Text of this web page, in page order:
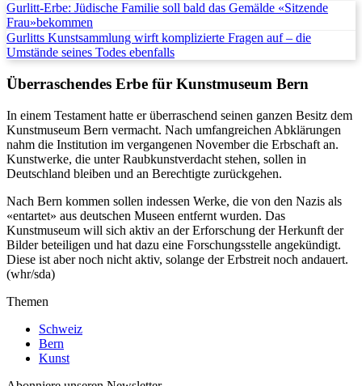
Gurlitt-Erbe: Jüdische Familie soll bald das Gemälde «Sitzende
Frau»bekommen
Gurlitts Kunstsammlung wirft komplizierte Fragen auf – die
Umstände seines Todes ebenfalls
Überraschendes Erbe für Kunstmuseum Bern
In einem Testament hatte er überraschend seinen ganzen Besitz dem
Kunstmuseum Bern vermacht. Nach umfangreichen Abklärungen
nahm die Institution im vergangenen November die Erbschaft an.
Kunstwerke, die unter Raubkunstverdacht stehen, sollen in
Deutschland bleiben und an Berechtigte zurückgehen.
Nach Bern kommen sollen indessen Werke, die von den Nazis als
«entartet» aus deutschen Museen entfernt wurden. Das
Kunstmuseum will sich aktiv an der Erforschung der Herkunft der
Bilder beteiligen und hat dazu eine Forschungsstelle angekündigt.
Diese ist aber noch nicht aktiv, solange der Erbstreit noch andauert.
(whr/sda)
Themen
Schweiz
Bern
Kunst